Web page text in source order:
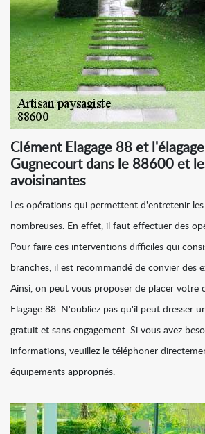
Clément Elagage 88 et
Gugnecourt dans le 88600 et
avoisinantes
Les opérations qui permettent d'entretenir
nombreuses. En effet, il faut effectuer des
Pour faire ces interventions difficiles qui
branches, il est recommandé de convier des
Ainsi, on peut vous proposer de placer votre
Elagage 88. N'oubliez pas qu'il peut dresser
gratuit et sans engagement. Si vous avez
informations, veuillez le téléphoner
équipements appropriés.